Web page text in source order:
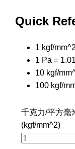
Quick
1 kgf/
1 Pa =
10 kgf/
100 kgf/
千克力/平方毫
(kgf/mm^2)